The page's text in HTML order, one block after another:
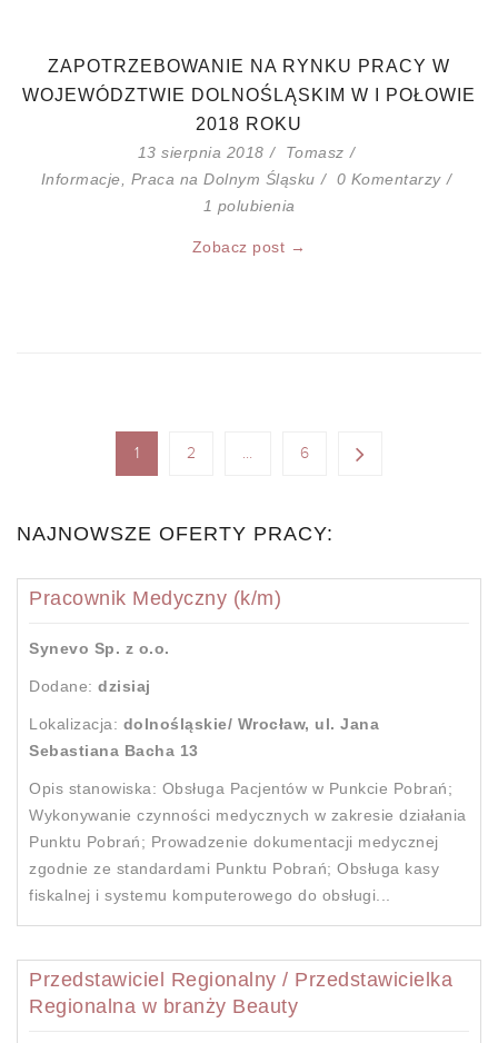
ZAPOTRZEBOWANIE NA RYNKU PRACY W
WOJEWÓDZTWIE DOLNOŚLĄSKIM W I POŁOWIE
2018 ROKU
13 sierpnia 2018
Tomasz
Informacje, Praca na Dolnym Śląsku
0 Komentarzy
1 polubienia
Zobacz post →
1 2 … 6
NAJNOWSZE OFERTY PRACY:
Pracownik Medyczny (k/m)
Synevo Sp. z o.o.
Dodane: dzisiaj
Lokalizacja: dolnośląskie/ Wrocław, ul. Jana
Sebastiana Bacha 13​
Opis stanowiska: Obsługa Pacjentów w Punkcie Pobrań;
Wykonywanie czynności medycznych w zakresie działania
Punktu Pobrań; Prowadzenie dokumentacji medycznej
zgodnie ze standardami Punktu Pobrań; Obsługa kasy
fiskalnej i systemu komputerowego do obsługi...
Przedstawiciel Regionalny / Przedstawicielka
Regionalna w branży Beauty